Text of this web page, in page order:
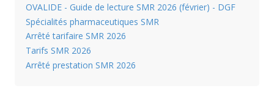
OVALIDE - Guide de lecture SMR 2026 (février) - DGF
Spécialités pharmaceutiques SMR
Arrêté tarifaire SMR 2026
Tarifs SMR 2026
Arrêté prestation SMR 2026